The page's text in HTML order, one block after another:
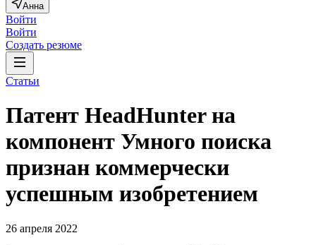
Анна
Войти
Войти
Создать резюме
Статьи
Патент HeadHunter на
компонент Умного поиска
признан коммерчески
успешным изобретением
26 апреля 2022